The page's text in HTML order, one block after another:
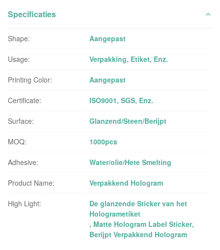
Specificaties
Shape: Aangepast
Usage: Verpakking, Etiket, Enz.
Printing Color: Aangepast
Certificate: ISO9001, SGS, Enz.
Surface: Glanzend/Steen/Berijpt
MOQ: 1000pcs
Adhesive: Water/olie/Hete Smelting
Product Name: Verpakkend Hologram
High Light:
De glanzende Sticker van het
Hologrametiket
, Matte Hologram Label Sticker,
Berijpt Verpakkend Hologram